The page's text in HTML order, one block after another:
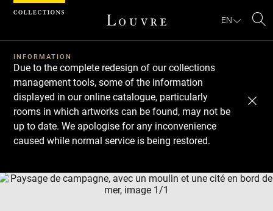
EN
INFORMATION
Due to the complete redesign of our collections
management tools, some of the information
displayed in our online catalogue, particularly
rooms in which artworks can be found, may not be
up to date. We apologise for any inconvenience
caused while normal service is being restored.
Download
Next
Previous
Cookies management panel